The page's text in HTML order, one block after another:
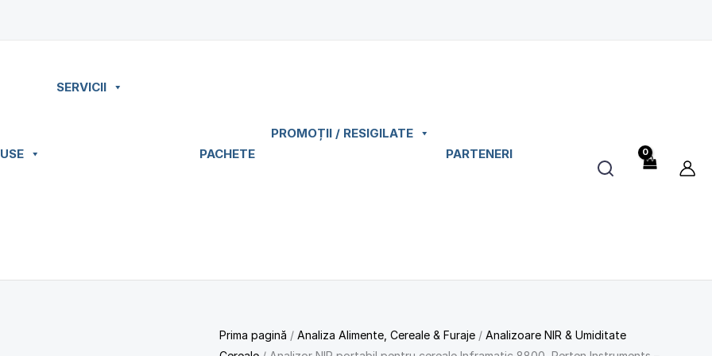
SERVICII
PACHETE
PROMOȚII / RESIGILATE
PARTENERI
Prima pagină /Analiza Alimente, Cereale & Furaje /Analizoare NIR & Umiditate